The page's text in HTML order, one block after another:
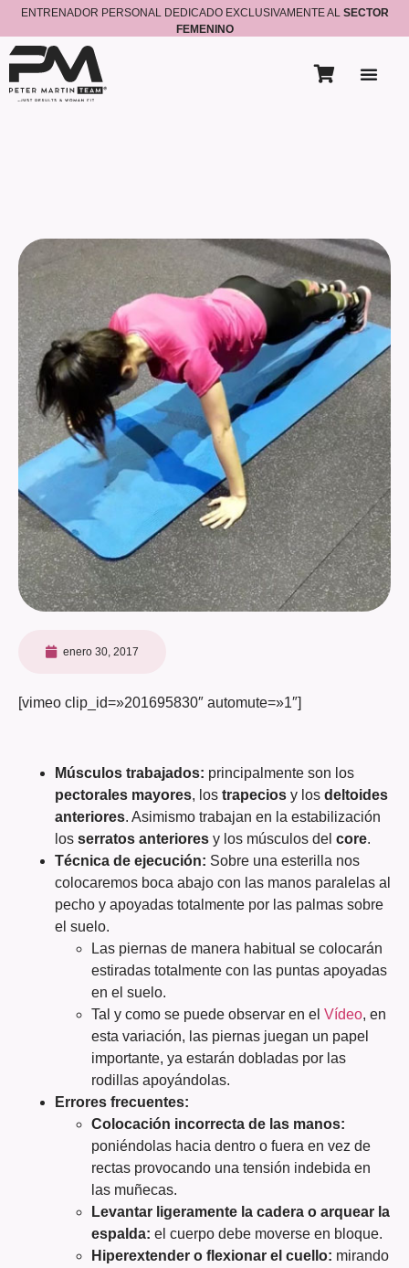
ENTRENADOR PERSONAL DEDICADO EXCLUSIVAMENTE AL SECTOR
FEMENINO
enero 30, 2017
[vimeo clip_id=»201695830″ automute=»1″]
Músculos trabajados: principalmente son los
pectorales mayores, los trapecios y los deltoides
anteriores. Asimismo trabajan en la estabilización
los serratos anteriores y los músculos del core.
Técnica de ejecución: Sobre una esterilla nos
colocaremos boca abajo con las manos paralelas al
pecho y apoyadas totalmente por las palmas sobre
el suelo.
Las piernas de manera habitual se colocarán
estiradas totalmente con las puntas apoyadas
en el suelo.
Tal y como se puede observar en el Vídeo, en
esta variación, las piernas juegan un papel
importante, ya estarán dobladas por las
rodillas apoyándolas.
Errores frecuentes:
Colocación incorrecta de las manos:
poniéndolas hacia dentro o fuera en vez de
rectas provocando una tensión indebida en
las muñecas.
Levantar ligeramente la cadera o arquear la
espalda: el cuerpo debe moverse en bloque.
Hiperextender o flexionar el cuello: mirando